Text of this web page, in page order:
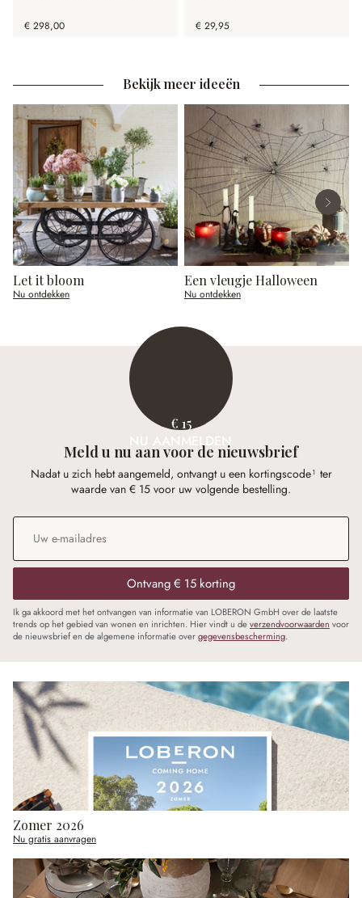
€ 298,00 € 29,95
Bekijk meer ideeën
Let it bloom
Nu ontdekken
Een vleugje Halloween
Nu ontdekken
€ 15
NU AANMELDEN
Meld u nu aan voor de nieuwsbrief
Nadat u zich hebt aangemeld, ontvangt u een kortingscode¹ ter
waarde van € 15 voor uw volgende bestelling.
E-mailadres
Ontvang € 15 korting
Ik ga akkoord met het ontvangen van informatie van LOBERON GmbH over de laatste
trends op het gebied van wonen en inrichten. Hier vindt u deverzendvoorwaarden voor
de nieuwsbrief en de algemene informatie overgegevensbescherming.
Zomer 2026
Nu gratis aanvragen